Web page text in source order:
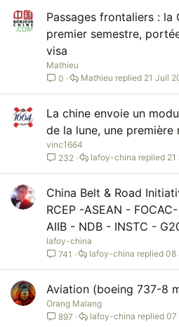
Passages frontaliers : la
premier semestre,
visa
Mathieu
0
21 Juil
Mathieu
La chine envoie un
de la lune, une première
vinc1664
232
lafoy-china
China Belt & Road
RCEP -ASEAN -
AIIB - NDB - INSTC -
lafoy-china
741
08
lafoy-china
Aviation (boeing 737-8
Orang Malang
897
07
lafoy-china